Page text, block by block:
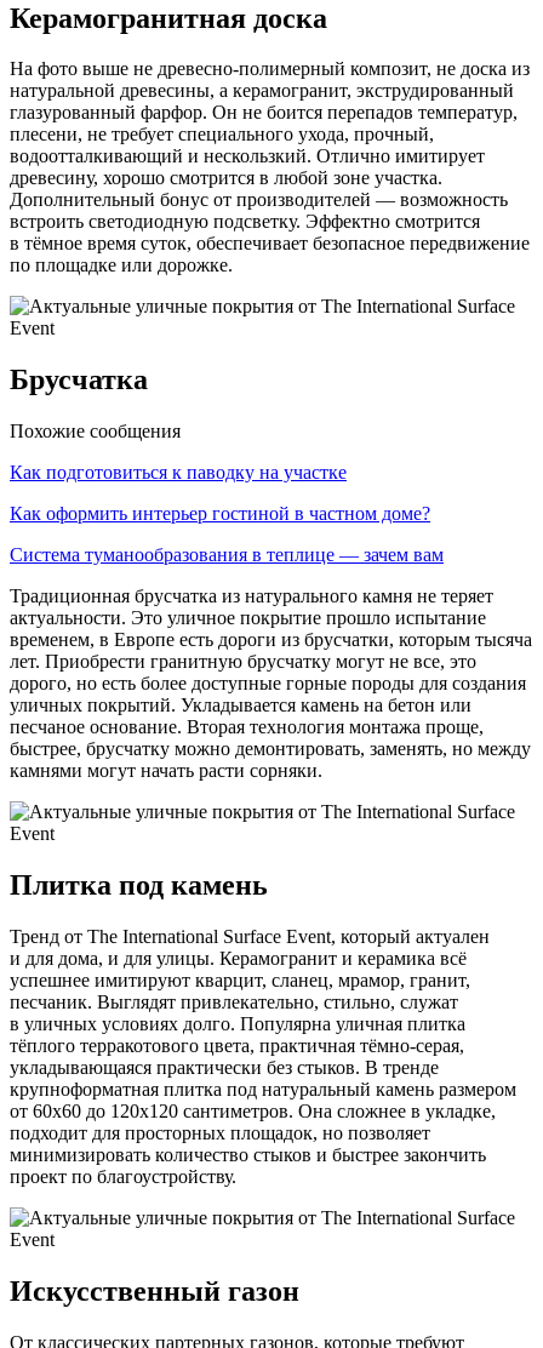
Керамогранитная доска
На фото выше не древесно-полимерный композит, не доска из
натуральной древесины, а керамогранит, экструдированный
глазурованный фарфор. Он не боится перепадов температур,
плесени, не требует специального ухода, прочный,
водоотталкивающий и нескользкий. Отлично имитирует
древесину, хорошо смотрится в любой зоне участка.
Дополнительный бонус от производителей — возможность
встроить светодиодную подсветку. Эффектно смотрится
в тёмное время суток, обеспечивает безопасное передвижение
по площадке или дорожке.
Брусчатка
Похожие сообщения
Как подготовиться к паводку на участке
Как оформить интерьер гостиной в частном доме?
Система туманообразования в теплице — зачем вам
Традиционная брусчатка из натурального камня не теряет
актуальности. Это уличное покрытие прошло испытание
временем, в Европе есть дороги из брусчатки, которым тысяча
лет. Приобрести гранитную брусчатку могут не все, это
дорого, но есть более доступные горные породы для создания
уличных покрытий. Укладывается камень на бетон или
песчаное основание. Вторая технология монтажа проще,
быстрее, брусчатку можно демонтировать, заменять, но между
камнями могут начать расти сорняки.
Плитка под камень
Тренд от The International Surface Event, который актуален
и для дома, и для улицы. Керамогранит и керамика всё
успешнее имитируют кварцит, сланец, мрамор, гранит,
песчаник. Выглядят привлекательно, стильно, служат
в уличных условиях долго. Популярна уличная плитка
тёплого терракотового цвета, практичная тёмно-серая,
укладывающаяся практически без стыков. В тренде
крупноформатная плитка под натуральный камень размером
от 60х60 до 120х120 сантиметров. Она сложнее в укладке,
подходит для просторных площадок, но позволяет
минимизировать количество стыков и быстрее закончить
проект по благоустройству.
Искусственный газон
От классических партерных газонов, которые требуют